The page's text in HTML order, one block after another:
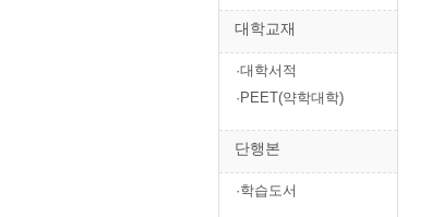
대학교재
·대학서적
·PEET(약학대학)
단행본
·학습도서